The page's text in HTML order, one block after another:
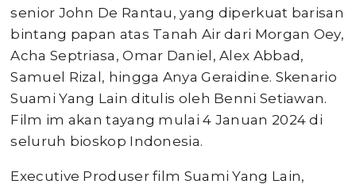
senior John De Rantau, yang diperkuat barisan
bintang papan atas Tanah Air dari Morgan Oey,
Acha Septriasa, Omar Daniel, Alex Abbad,
Samuel Rizal, hingga Anya Geraidine. Skenario
Suami Yang Lain ditulis oleh Benni Setiawan.
Film im akan tayang mulai 4 Januan 2024 di
seluruh bioskop Indonesia.
Executive Produser film Suami Yang Lain,